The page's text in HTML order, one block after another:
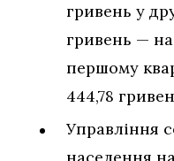
гривень у
гривень —
першому
444,78
Управління